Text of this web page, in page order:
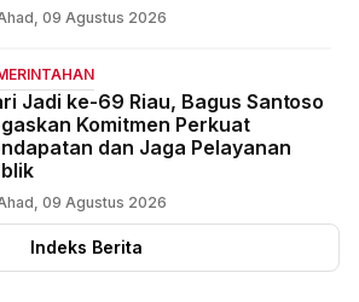
09 Agustus 2026
Jadi ke-69 Riau, Bagus Santoso
Komitmen Perkuat
dan Jaga Pelayanan
09 Agustus 2026
Indeks Berita